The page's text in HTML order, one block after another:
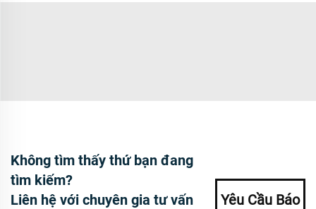
Không tìm thấy thứ bạn đang
tìm kiếm?
Liên hệ với chuyên gia tư vấn
Yêu Cầu Báo